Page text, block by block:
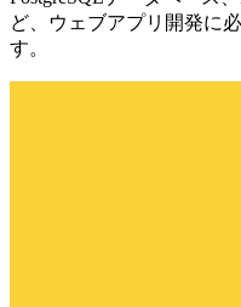
ど、ウェブアプリ開発に
す。